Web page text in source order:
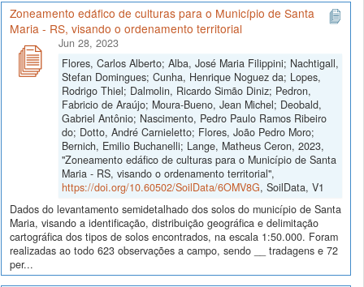
Zoneamento edáfico de culturas para o Município de Santa
Maria - RS, visando o ordenamento territorial
Jun 28, 2023
Flores, Carlos Alberto; Alba, José Maria Filippini; Nachtigall,
Stefan Domingues; Cunha, Henrique Noguez da; Lopes,
Rodrigo Thiel; Dalmolin, Ricardo Simão Diniz; Pedron,
Fabricio de Araújo; Moura-Bueno, Jean Michel; Deobald,
Gabriel Antônio; Nascimento, Pedro Paulo Ramos Ribeiro
do; Dotto, André Carnieletto; Flores, João Pedro Moro;
Bernich, Emilio Buchanelli; Lange, Matheus Ceron, 2023,
"Zoneamento edáfico de culturas para o Município de Santa
Maria - RS, visando o ordenamento territorial",
https://doi.org/10.60502/SoilData/6OMV8G, SoilData, V1
Dados do levantamento semidetalhado dos solos do município de Santa
Maria, visando a identificação, distribuição geográfica e delimitação
cartográfica dos tipos de solos encontrados, na escala 1:50.000. Foram
realizadas ao todo 623 observações a campo, sendo __ tradagens e 72
per...